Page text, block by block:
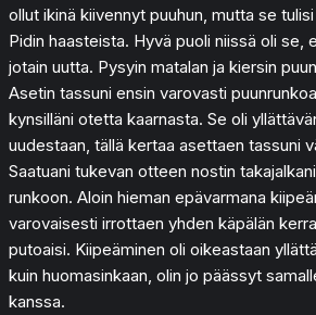
ollut ikinä kiivennyt puuhun, mutta se
Pidin haasteista. Hyvä puoli niissä oli se,
jotain uutta. Pysyin matalan ja kiersin
Asetin tassuni ensin varovasti
kynsilläni otetta kaarnasta. Se oli
uudestaan, tällä kertaa asettaen tassuni
Saatuani tukevan otteen nostin
runkoon. Aloin hieman epävarmana
varovaisesti irrottaen yhden käpälän
putoaisi. Kiipeäminen oli oikeastaan
kuin huomasinkaan, olin jo päässyt
kanssa.